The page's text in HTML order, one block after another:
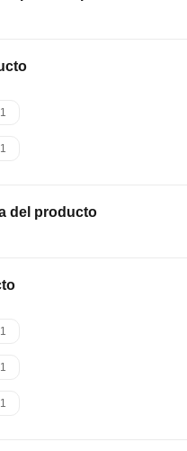
1
1
del producto
1
1
1